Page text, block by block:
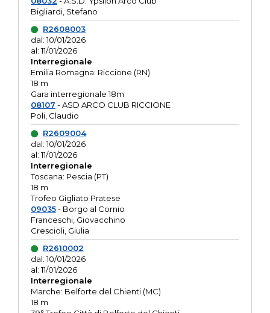
Bigliardi, Stefano
R2608003
dal: 10/01/2026
al: 11/01/2026
Interregionale
Emilia Romagna: Riccione (RN)
18 m
Gara interregionale 18m
08107 - ASD ARCO CLUB RICCIONE
Poli, Claudio
R2609004
dal: 10/01/2026
al: 11/01/2026
Interregionale
Toscana: Pescia (PT)
18 m
Trofeo Gigliato Pratese
09035- Borgo al Cornio
Franceschi, Giovacchino
Crescioli, Giulia
R2610002
dal: 10/01/2026
al: 11/01/2026
Interregionale
Marche: Belforte del Chienti (MC)
18 m